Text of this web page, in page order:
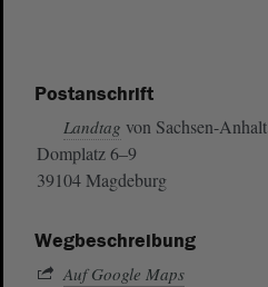
Postanschrift
Landtag von Sachsen-Anhalt
Domplatz 6–9
39104 Magdeburg
Wegbeschreibung
Auf Google Maps